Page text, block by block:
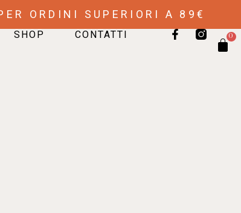
ORDINI SUPERIORI A 89€
SHOP CONTATTI 0